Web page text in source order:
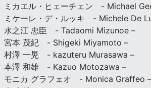
ミカエル・ヒェーチェン - Michael
ミケーレ・デ・ルッキ - Michele De
水之江 忠臣 - Tadaomi Mizunoe –
宮本 茂紀 - Shigeki Miyamoto –
村澤 一晃 - kazuteru Murasawa –
本澤 和雄 - Kazuo Motozawa –
モニカ グラフェオ - Monica Graffeo –